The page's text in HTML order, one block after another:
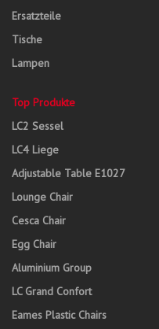
Ersatzteile
Tische
Lampen
Top Produkte
LC2 Sessel
LC4 Liege
Adjustable Table E1027
Lounge Chair
Cesca Chair
Egg Chair
Aluminium Group
LC Grand Confort
Eames Plastic Chairs